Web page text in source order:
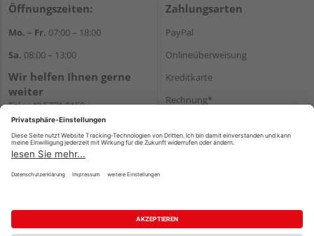
Öffnungszeiten:
Mo. – Fr. 07:00 – 18:00
Sa. 08:00 – 13:00
Wir helfen Ihnen gerne
weiter
Tel.:+49 5771 9150
E-Mail:info@holz-hassfeld.de
WhatsApp
Zahlungsarten
PayPal
Onlineüberweisung
Kreditkarte
Rechnung*
Versand
Impressum AGB Widerruf
Datenschutz
Reservierungsbedingungen
Vertrag widerrufen